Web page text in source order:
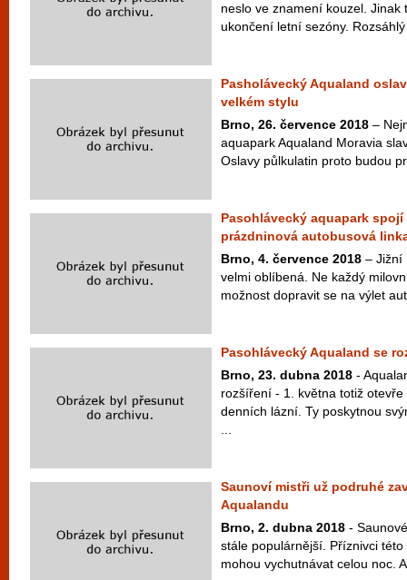
neslo ve znamení kouzel. Jinak
ukončení letní sezóny.
Pasholávecký Aqualand
velkém stylu
Brno, 26. července 2018 –
aquapark Aqualand Moravia
Oslavy půlkulatin proto budou
Pasohlávecký aquapark
prázdninová autobusová
Brno, 4. července 2018 – Jižní
velmi oblíbená. Ne každý
možnost dopravit se na výlet
Pasohlávecký Aqualand se
Brno, 23. dubna 2018 -
rozšíření - 1. května totiž
denních lázní. Ty poskytnou
Saunoví mistři už podruhé
Aqualandu
Brno, 2. dubna 2018 -
stále populárnější. Příznivci
mohou vychutnávat celou noc.